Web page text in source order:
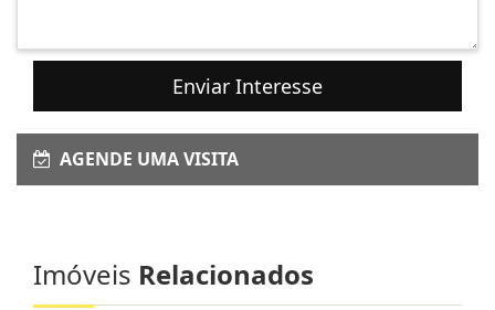
Enviar Interesse
AGENDE UMA VISITA
Imóveis Relacionados